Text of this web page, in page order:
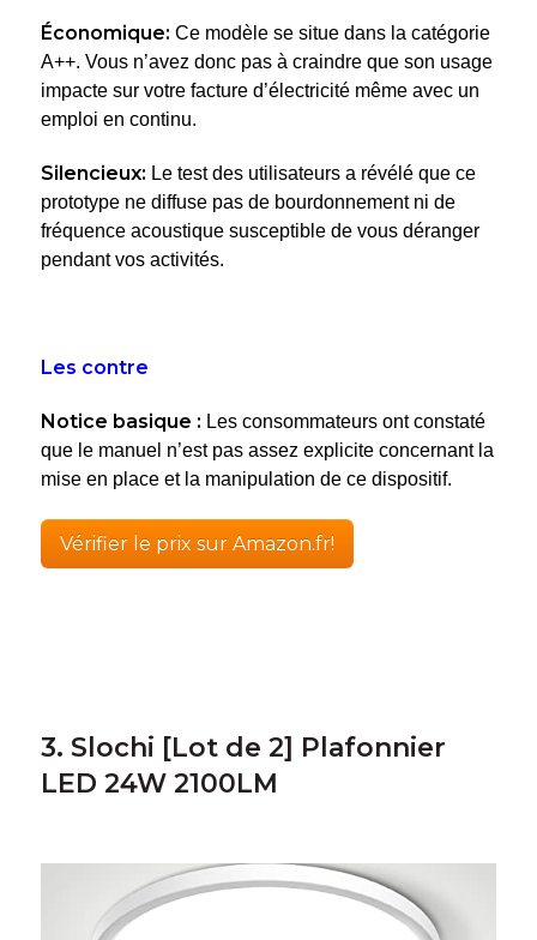
Économique: Ce modèle se situe dans la catégorie
A++. Vous n’avez donc pas à craindre que son usage
impacte sur votre facture d’électricité même avec un
emploi en continu.
Silencieux: Le test des utilisateurs a révélé que ce
prototype ne diffuse pas de bourdonnement ni de
fréquence acoustique susceptible de vous déranger
pendant vos activités.
Les contre
Notice basique : Les consommateurs ont constaté
que le manuel n’est pas assez explicite concernant la
mise en place et la manipulation de ce dispositif.
Vérifier le prix sur Amazon.fr!
3. Slochi [Lot de 2] Plafonnier
LED 24W 2100LM